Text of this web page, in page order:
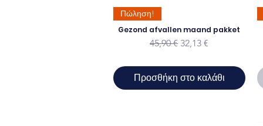
Πώληση!
Gezond afvallen maand pakket
Κανονική τιμή
45,90 € Τιμή Έκπτωσης
32,13 €
Προσθήκη στο καλάθι